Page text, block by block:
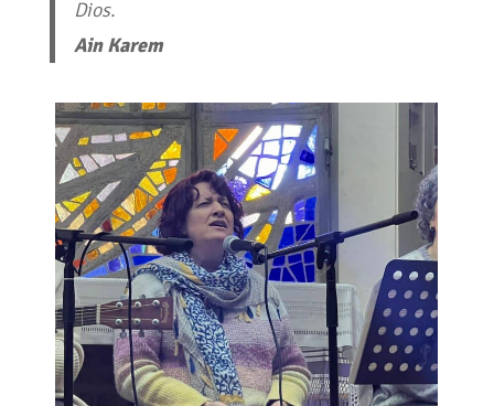
Dios.
Ain Karem